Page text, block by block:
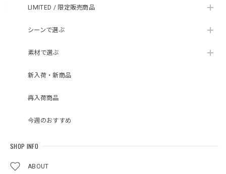
LIMITED / 限定販売商品
シーンで選ぶ
素材で選ぶ
新入荷・新商品
再入荷商品
今週のおすすめ
SHOP INFO
ABOUT